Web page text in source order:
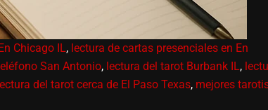
Chicago IL, lectura de cartas presenciales en En
San Antonio, lectura del tarot Burbank IL,
del tarot cerca de El Paso Texas, mejores